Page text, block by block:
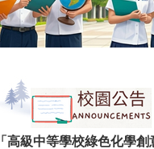
「高級中等學校綠色化學